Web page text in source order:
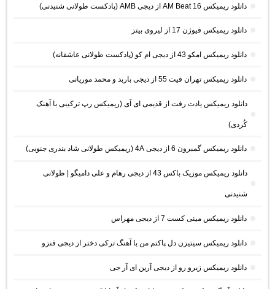
دانلود ریمیکس AM Beat 16 از دیجی AMB (پادکست طولانی شنیدنی)
دانلود ریمیکس فیوژن 17 از لیروی بیتز
دانلود ریمیکس امکو 43 از دیجی ام کو (پادکست طولانی عاشقانه)
دانلود ریمیکس تهران فیت 55 از دیجی باربد و محمد موریانی
دانلود ریمیکس یادت رفت از قدیمی ای آی (ریمیکس رپ ترکیبی با آهنک
کُردی)
دانلود ریمیکس گمبرون 6 از دیجی 4A (ریمیکس طولانی شاد بندری جنوبی)
دانلود ریمیکس موزیک باکس 43 از دیجی رهام و علی دامیگو | طولانی
شنیدنی
دانلود ریمیکس مینی کست 7 از دیجی مهراس
دانلود ریمیکس سیتیزن دل پاکتم من با آهنگ ترکی دختر از دیجی فنزو
دانلود ریمیکس زیرو رو از دیجی آرین ای آر جی